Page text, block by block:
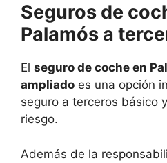
Seguros de
Palamós a
El seguro de coche en
ampliado es una opción
seguro a terceros básico
riesgo.
Además de la